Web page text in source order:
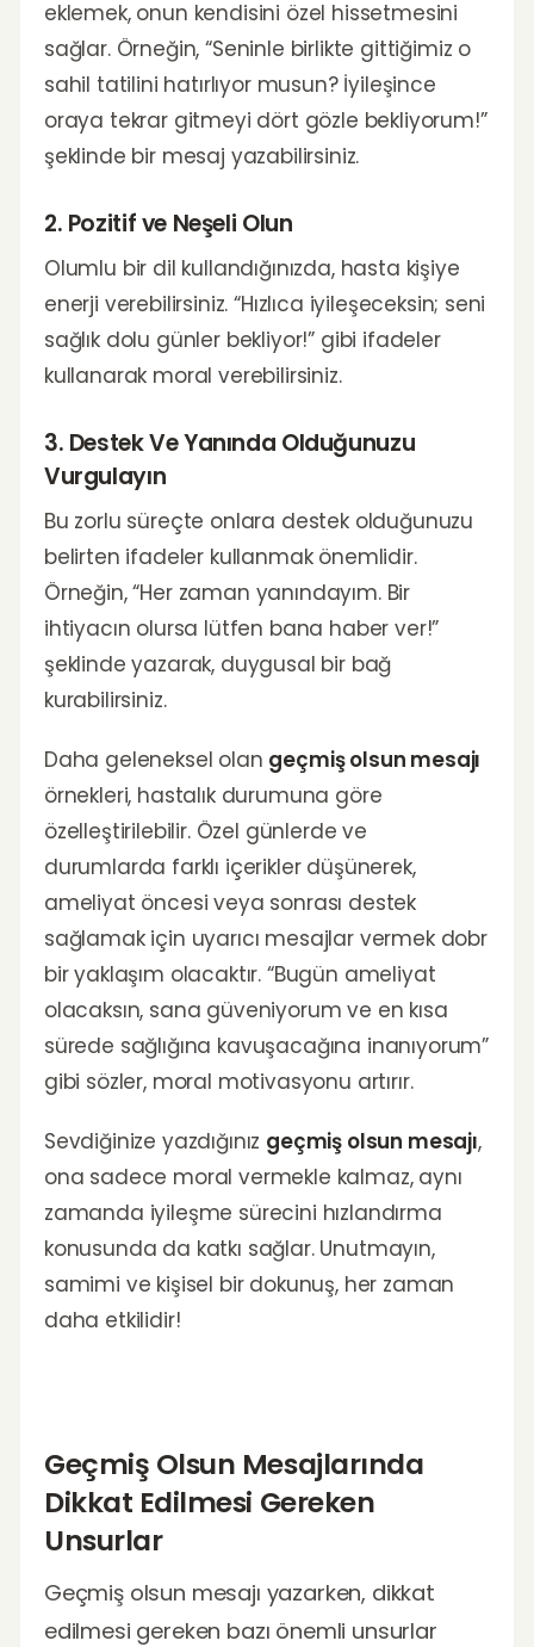
eklemek, onun kendisini özel hissetmesini
sağlar. Örneğin, “Seninle birlikte gittiğimiz o
sahil tatilini hatırlıyor musun? İyileşince
oraya tekrar gitmeyi dört gözle bekliyorum!”
şeklinde bir mesaj yazabilirsiniz.
2. Pozitif ve Neşeli Olun
Olumlu bir dil kullandığınızda, hasta kişiye
enerji verebilirsiniz. “Hızlıca iyileşeceksin; seni
sağlık dolu günler bekliyor!” gibi ifadeler
kullanarak moral verebilirsiniz.
3. Destek Ve Yanında Olduğunuzu
Vurgulayın
Bu zorlu süreçte onlara destek olduğunuzu
belirten ifadeler kullanmak önemlidir.
Örneğin, “Her zaman yanındayım. Bir
ihtiyacın olursa lütfen bana haber ver!”
şeklinde yazarak, duygusal bir bağ
kurabilirsiniz.
Daha geleneksel olan geçmiş olsun mesajı
örnekleri, hastalık durumuna göre
özelleştirilebilir. Özel günlerde ve
durumlarda farklı içerikler düşünerek,
ameliyat öncesi veya sonrası destek
sağlamak için uyarıcı mesajlar vermek dobr
bir yaklaşım olacaktır. “Bugün ameliyat
olacaksın, sana güveniyorum ve en kısa
sürede sağlığına kavuşacağına inanıyorum”
gibi sözler, moral motivasyonu artırır.
Sevdiğinize yazdığınız geçmiş olsun mesajı,
ona sadece moral vermekle kalmaz, aynı
zamanda iyileşme sürecini hızlandırma
konusunda da katkı sağlar. Unutmayın,
samimi ve kişisel bir dokunuş, her zaman
daha etkilidir!
Geçmiş Olsun Mesajlarında
Dikkat Edilmesi Gereken
Unsurlar
Geçmiş olsun mesajı yazarken, dikkat
edilmesi gereken bazı önemli unsurlar